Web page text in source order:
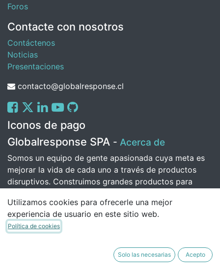
Foros
Contacte con nosotros
Contáctenos
Noticias
Presentaciones
contacto@globalresponse.cl
Iconos de pago
Globalresponse SPA - Acerca de
Somos un equipo de gente apasionada cuya meta es
mejorar la vida de cada uno a través de productos
disruptivos. Construimos grandes productos para
Nuestros productos están diseñados para pequeñas o
medianas empresas que quieran optimizar su
rendimiento.
Copyright © Daniel Alejandro Santibanez Polanco
Utilizamos cookies para ofrecerle una mejor
experiencia de usuario en este sitio web.
Política de cookies
Solo las necesarias Acepto